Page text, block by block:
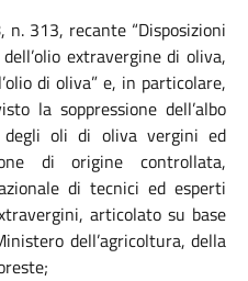
n. 313, recante “Disposizioni
extravergine di oliva,
di oliva” e, in particolare,
la soppressione dell’albo
degli oli di oliva vergini ed
di origine controllata,
di tecnici ed esperti
articolato su base
dell’agricoltura, della